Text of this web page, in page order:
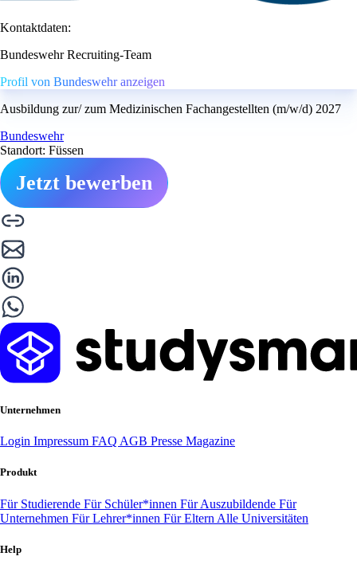
Kontaktdaten:
Bundeswehr Recruiting-Team
Profil von Bundeswehr anzeigen
Ausbildung zur/ zum Medizinischen Fachangestellten (m/w/d) 2027
Bundeswehr
Standort: Füssen
Jetzt bewerben
Unternehmen
Login Impressum FAQ AGB Presse Magazine
Produkt
Für Studierende Für Schüler*innen Für Auszubildende Für
Unternehmen Für Lehrer*innen Für Eltern Alle Universitäten
Help